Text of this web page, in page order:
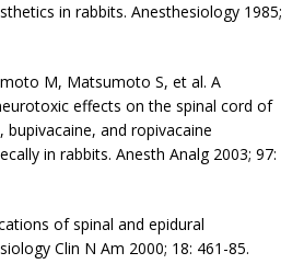
in rabbits. Anesthesiology 1985;
M, Matsumoto S, et al. A
effects on the spinal cord of
bupivacaine, and ropivacaine
in rabbits. Anesth Analg 2003; 97:
of spinal and epidural
Clin N Am 2000; 18: 461-85.